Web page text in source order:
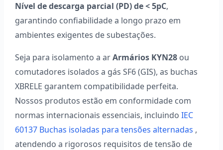
Nível de descarga parcial (PD) de < 5pC,
garantindo confiabilidade a longo prazo em
ambientes exigentes de subestações.
Seja para isolamento a arArmários KYN28 ou
comutadores isolados a gás SF6 (GIS), as buchas
XBRELE garantem compatibilidade perfeita.
Nossos produtos estão em conformidade com
normas internacionais essenciais, incluindoIEC
60137 Buchas isoladas para tensões alternadas ,
atendendo a rigorosos requisitos de tensão de